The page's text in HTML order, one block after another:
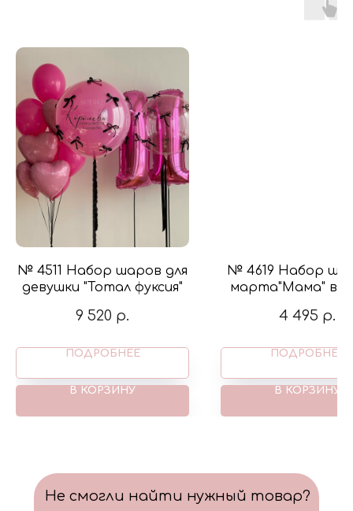
№ 4511 Набор шаров для
девушки "Тотал фуксия"
9 520 р.
ПОДРОБНЕЕ
В КОРЗИНУ
№ 4619 Набор
марта"Мама" в
4 495 р.
ПОДРОБНЕЕ
В КОРЗИНУ
Не смогли найти нужный товар?